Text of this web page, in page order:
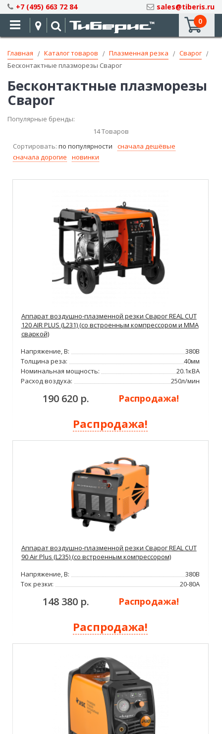
Skip
to
Content
+7 (495) 663 72 84
sales@tiberis.ru
0
Главная Каталог товаров Плазменная резка
Сварог
Бесконтактные плазморезы Сварог
Бесконтактные плазморезы
Сварог
Популярные бренды:
14Товаров
Сортировать: по популярности
сначала дешёвые
сначала дорогие
новинки
Аппарат воздушно-плазменной резки Сварог REAL CUT
120 AIR PLUS (L231) (со встроенным компрессором и MMA
сваркой)
Напряжение, В:
380В
Толщина реза:
40мм
Номинальная мощность:
20.1кВА
Расход воздуха:
250л/мин
190 620 р. Распродажа!
Распродажа!
Аппарат воздушно-плазменной резки Сварог REAL CUT
90 Air Plus (L235) (со встроенным компрессором)
Напряжение, В:
380В
Ток резки:
20-80А
148 380 р. Распродажа!
Распродажа!